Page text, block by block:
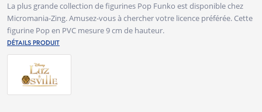
La plus grande collection de figurines Pop Funko est disponible chez
Micromania-Zing. Amusez-vous à chercher votre licence préférée. Cette
figurine Pop en PVC mesure 9 cm de hauteur.
DÉTAILS PRODUIT